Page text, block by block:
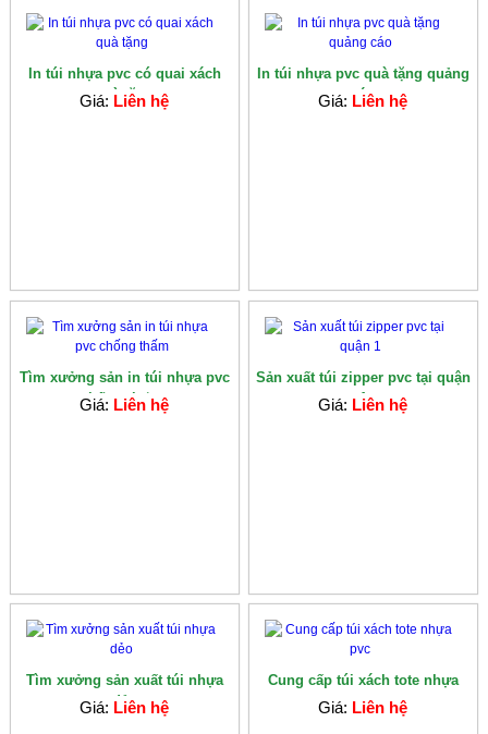
In túi nhựa pvc có quai xách
quà tặng
Giá: Liên hệ
In túi nhựa pvc quà tặng quảng
cáo
Giá: Liên hệ
Tìm xưởng sản in túi nhựa pvc
chống th�...
Giá: Liên hệ
Sản xuất túi zipper pvc tại quận
1
Giá: Liên hệ
Tìm xưởng sản xuất túi nhựa
dẻo
Giá: Liên hệ
Cung cấp túi xách tote nhựa
pvc
Giá: Liên hệ